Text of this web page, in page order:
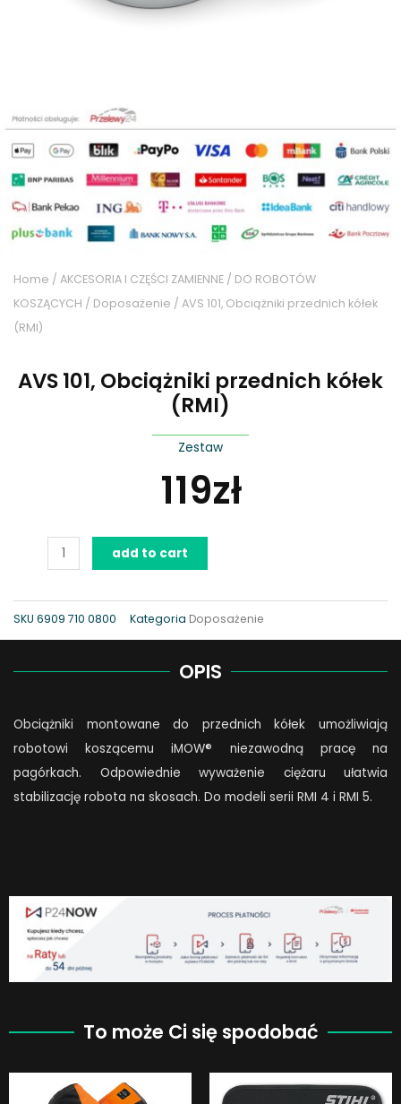
Home / AKCESORIA I CZĘŚCI ZAMIENNE / DO ROBOTÓW
KOSZĄCYCH / Doposażenie / AVS 101, Obciążniki przednich kółek
(RMI)
AVS 101, Obciążniki przednich kółek
(RMI)
Zestaw
119zł
przednich
add to cart
SKU 6909 710 0800 Kategoria Doposażenie
OPIS
Obciążniki montowane do przednich kółek umożliwiają
robotowi koszącemu iMOW® niezawodną pracę na
pagórkach. Odpowiednie wyważenie ciężaru ułatwia
stabilizację robota na skosach. Do modeli serii RMI 4 i RMI 5.
To może Ci się spodobać